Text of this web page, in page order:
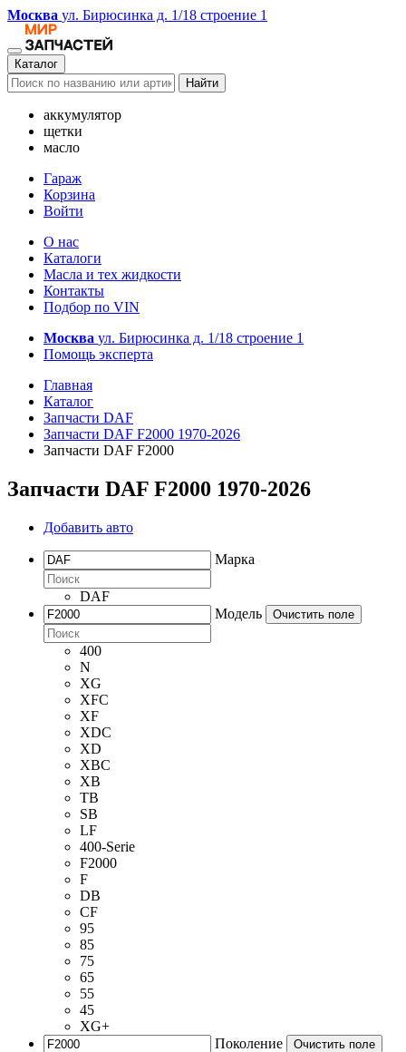
Москва ул. Бирюсинка д. 1/18 строение 1
Каталог
Найти
аккумулятор
щетки
масло
Гараж
Корзина
Войти
О нас
Каталоги
Масла и тех жидкости
Контакты
Подбор по VIN
Москва ул. Бирюсинка д. 1/18 строение 1
Помощь эксперта
Главная
Каталог
Запчасти DAF
Запчасти DAF F2000 1970-2026
Запчасти DAF F2000
Запчасти DAF F2000 1970-2026
Добавить авто
Марка
DAF
Модель
Очистить поле
400
N
XG
XFC
XF
XDC
XD
XBC
XB
TB
SB
LF
400-Serie
F2000
F
DB
CF
95
85
75
65
55
45
XG+
Поколение
Очистить поле